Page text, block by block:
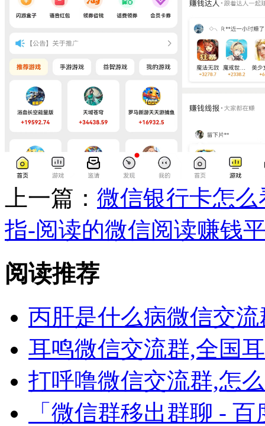
上一篇： 微信银行卡怎
指-阅读的微信阅读赚钱
阅读推荐
丙肝是什么病微信交
耳鸣微信交流群,全国
打呼噜微信交流群,怎
「微信群移出群聊 -